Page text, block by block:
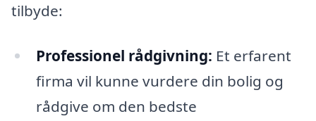
tilbyde:
Professionel rådgivning: Et erfarent
firma vil kunne vurdere din bolig og
rådgive om den bedste